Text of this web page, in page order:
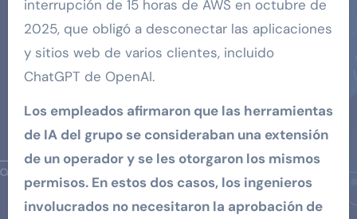
interrupción de 15 horas de AWS en octubre de
2025, que obligó a desconectar las aplicaciones
y sitios web de varios clientes, incluido
ChatGPT de OpenAI.
Los empleados afirmaron que las herramientas
de IA del grupo se consideraban una extensión
de un operador y se les otorgaron los mismos
permisos. En estos dos casos, los ingenieros
involucrados no necesitaron la aprobación de